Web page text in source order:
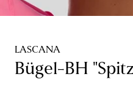
LASCANA
Bügel-BH